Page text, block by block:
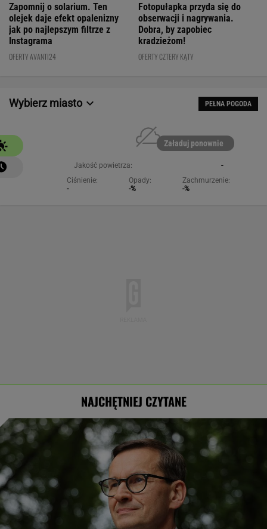
Zapomnij o solarium. Ten
olejek daje efekt opalenizny
jak po najlepszym filtrze z
Instagrama
OFERTY AVANTI24
Fotopułapka przyda się do
obserwacji i nagrywania.
Dobra, by zapobiec
kradzieżom!
OFERTY CZTERY KĄTY
Wybierz miasto PEŁNA POGODA
Załaduj ponownie
Jakość powietrza:
-
Ciśnienie:
-
Opady:
-%
Zachmurzenie:
-%
NAJCHĘTNIEJ CZYTANE